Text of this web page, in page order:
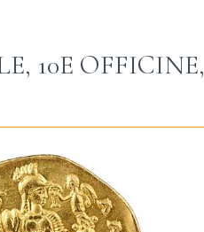
10E OFFICINE,